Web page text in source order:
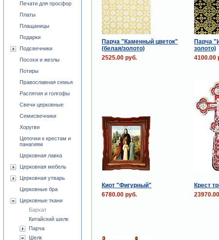
Парча "Каменный цветок"
(белая/золото)
Парча
золото)
2525.00 руб.
4100.00
Киот "Фигурный"
Крест
6780.00 руб.
Печати для просфор
Платы
Плащаницы
Подарки
Подсвечники
Посохи и жезлы
Потиры
Православная семья
Распятия и голгофы
Свечи церковные
Семисвечники
Хоругви
Цепочки к крестам и
панагиям
Церковная лавка
Церковная мебель
Церковная утварь
Церковные бра
Церковные ткани
Бархат
Китайский шелк
Парча
Шелк